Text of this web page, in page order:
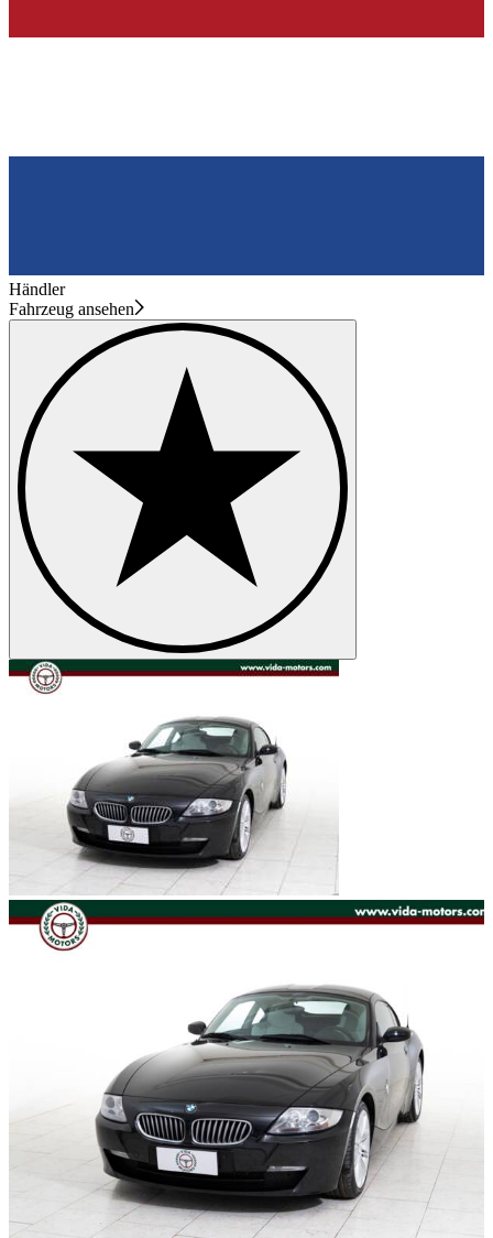
Händler
Fahrzeug ansehen